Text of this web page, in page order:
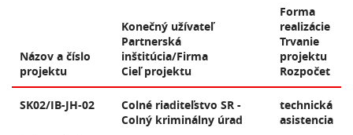
Názov a číslo
projektu
Konečný užívateľ
Partnerská
inštitúcia/Firma
Cieľ projektu
Forma
realizácie
Trvanie
projektu
Rozpočet
SK02/IB-JH-02
Colné riaditeľstvo SR -
Colný kriminálny úrad
technická
asistencia